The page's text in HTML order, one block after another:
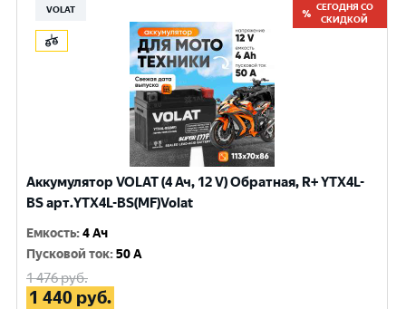
VOLAT
СЕГОДНЯ СО
СКИДКОЙ
Аккумулятор VOLAT (4 Ач, 12 V) Обратная, R+ YTX4L-
BS арт.YTX4L-BS(MF)Volat
Емкость:4 Ач
Пусковой ток:50 A
1 476руб.
1 440 руб.